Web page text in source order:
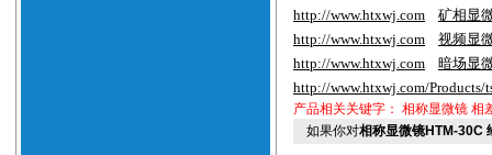
http://www.htxwj.com
矿相显
http://www.htxwj.com
视频显
http://www.htxwj.com
暗场显
http://www.htxwj.com/Products/
产品相关关键字： 相称显微镜 相
如果你对相称显微镜HTM-30C